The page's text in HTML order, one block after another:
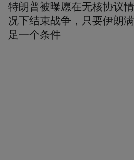
特朗普被曝愿在无核协议情
况下结束战争，只要伊朗满
足一个条件